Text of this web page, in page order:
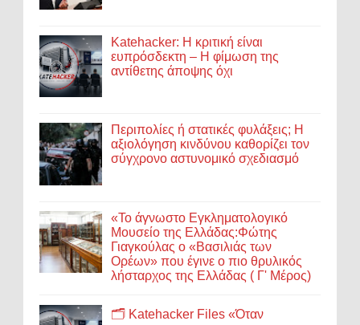
Katehacker: Η κριτική είναι
ευπρόσδεκτη – Η φίμωση της
αντίθετης άποψης όχι
Περιπολίες ή στατικές φυλάξεις; Η
αξιολόγηση κινδύνου καθορίζει τον
σύγχρονο αστυνομικό σχεδιασμό
«Το άγνωστο Εγκληματολογικό
Μουσείο της Ελλάδας:Φώτης
Γιαγκούλας ο «Βασιλιάς των
Ορέων» που έγινε ο πιο θρυλικός
λήσταρχος της Ελλάδας ( Γ' Μέρος)
🗂️ Katehacker Files «Όταν